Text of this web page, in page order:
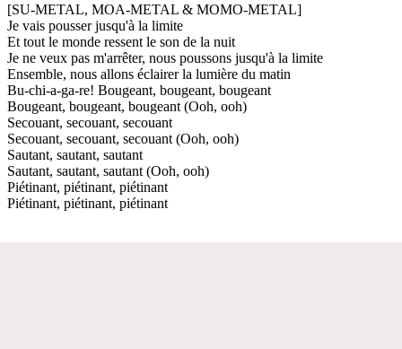
[SU-METAL, MOA-METAL & MOMO-METAL]
Je vais pousser jusqu'à la limite
Et tout le monde ressent le son de la nuit
Je ne veux pas m'arrêter, nous poussons jusqu'à la limite
Ensemble, nous allons éclairer la lumière du matin
Bu-chi-a-ga-re! Bougeant, bougeant, bougeant
Bougeant, bougeant, bougeant (Ooh, ooh)
Secouant, secouant, secouant
Secouant, secouant, secouant (Ooh, ooh)
Sautant, sautant, sautant
Sautant, sautant, sautant (Ooh, ooh)
Piétinant, piétinant, piétinant
Piétinant, piétinant, piétinant